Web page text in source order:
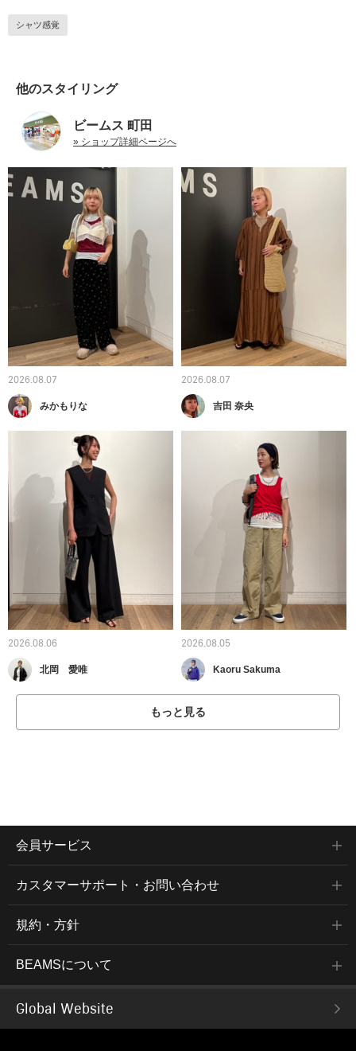
シャツ感覚
他のスタイリング
ビームス 町田
» ショップ詳細ページへ
2026.08.07
みかもりな
2026.08.07
吉田 奈央
2026.08.06
北岡 愛唯
2026.08.05
Kaoru Sakuma
もっと見る
会員サービス
カスタマーサポート・お問い合わせ
規約・方針
BEAMSについて
Global Website